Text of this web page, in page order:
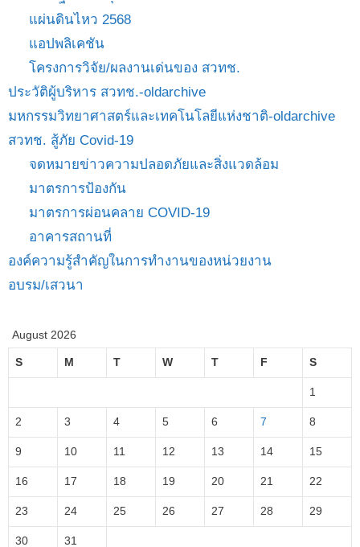
แผ่นดินไหว 2568
แอปพลิเคชัน
โครงการวิจัย/ผลงานเด่นของ สวทช.
ประวัติผู้บริหาร สวทช.-oldarchive
มหกรรมวิทยาศาสตร์และเทคโนโลยีแห่งชาติ-oldarchive
สวทช. สู้ภัย Covid-19
จดหมายข่าวความปลอดภัยและสิ่งแวดล้อม
มาตรการป้องกัน
มาตรการผ่อนคลาย COVID-19
อาคารสถานที่
องค์ความรู้สำคัญในการทำงานของหน่วยงาน
อบรม/เสวนา
August 2026
S M T W T F S
1
2 3 4 5 6 7 8
9 10 11 12 13 14 15
16 17 18 19 20 21 22
23 24 25 26 27 28 29
30 31